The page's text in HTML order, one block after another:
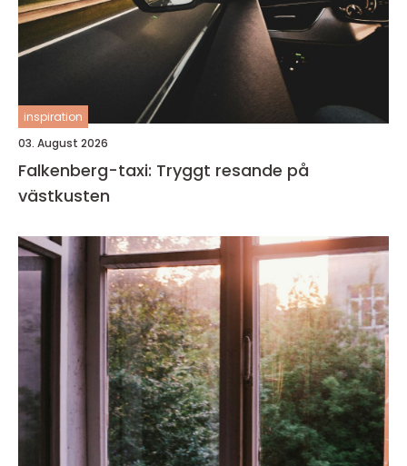
inspiration
03. August 2026
Falkenberg-taxi: Tryggt resande på
västkusten